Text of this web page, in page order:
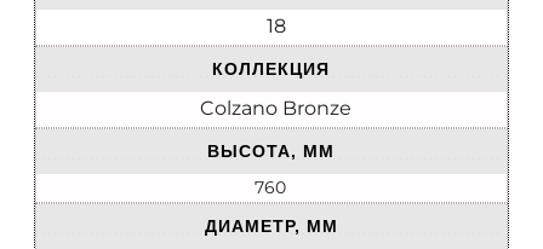
18
КОЛЛЕКЦИЯ
Colzano Bronze
ВЫСОТА, ММ
760
ДИАМЕТР, ММ